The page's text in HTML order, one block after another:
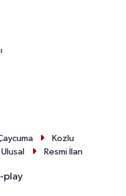
Kozlu
Ulusal Resmi İlan